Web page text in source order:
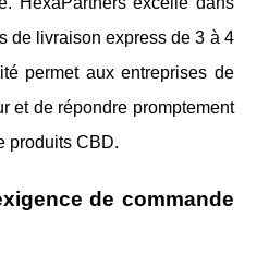
de livraison express de 3 à 4
permet aux entreprises de
et de répondre promptement
produits CBD.
de commande